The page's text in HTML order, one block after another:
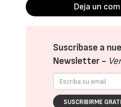
Deja un
Suscríbase a
Newsletter -
SUSCRIBIRME